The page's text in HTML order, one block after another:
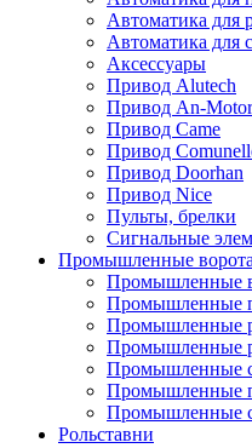
Автоматика для
Автоматика для
Аксессуары
Привод Alutech
Привод An-
Привод Came
Привод
Привод Doorhan
Привод Nice
Пульты, брелки
Сигнальные
Промышленные ворота
Промышленные
Промышленные
Промышленные
Промышленные
Промышленные
Промышленные
Промышленные
Рольставни